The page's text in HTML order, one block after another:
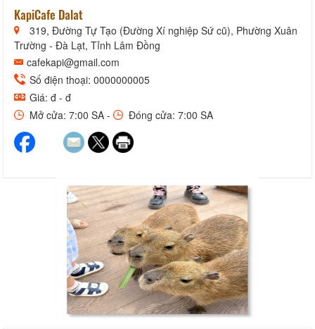
KapiCafe Dalat
319, Đường Tự Tạo (Đường Xí nghiệp Sứ cũ), Phường Xuân
Trường - Đà Lạt, Tỉnh Lâm Đồng
cafekapi@gmail.com
Số điện thoại: 0000000005
Giá: đ - đ
Mở cửa: 7:00 SA -
Đóng cửa: 7:00 SA